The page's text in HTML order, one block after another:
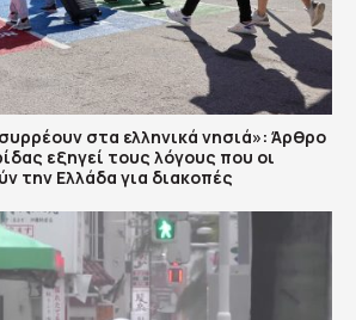
συρρέουν στα ελληνικά νησιά»: Άρθρο
εξηγεί τους λόγους που οι
την Ελλάδα για διακοπές